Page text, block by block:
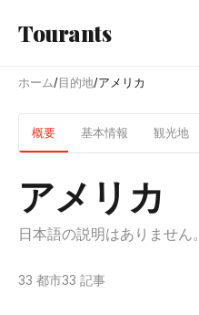
Tourants
ホーム/目的地/アメリカ
概要 基本情報 観光地
アメリカ
日本語の説明はありません。
33 都市33 記事